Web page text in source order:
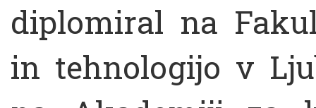
diplomiral na
in tehnologijo v